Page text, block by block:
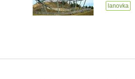
lanovka